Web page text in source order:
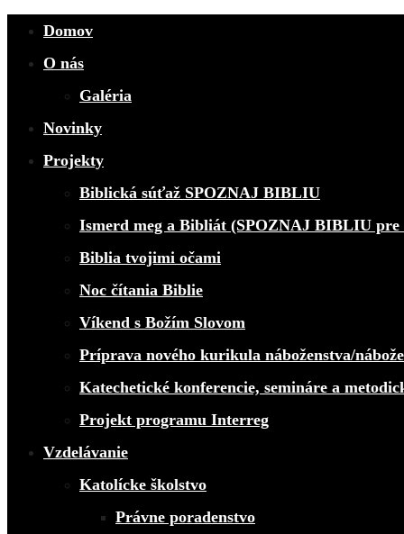
Domov
O nás
Galéria
Novinky
Projekty
Biblická súťaž SPOZNAJ BIBLIU
Ismerd meg a Bibliát (SPOZNAJ BIBLIU pre
Biblia tvojimi očami
Noc čítania Biblie
Víkend s Božím Slovom
Príprava nového kurikula náboženstva/
Katechetické konferencie, semináre a
Projekt programu Interreg
Vzdelávanie
Katolícke školstvo
Právne poradenstvo